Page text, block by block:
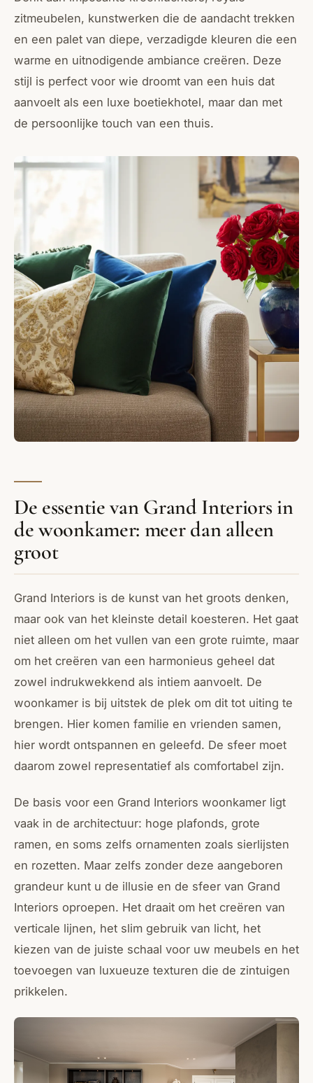
zitmeubelen, kunstwerken die de aandacht trekken
en een palet van diepe, verzadigde kleuren die een
warme en uitnodigende ambiance creëren. Deze
stijl is perfect voor wie droomt van een huis dat
aanvoelt als een luxe boetiekhotel, maar dan met
de persoonlijke touch van een thuis.
De essentie van Grand Interiors in
de woonkamer: meer dan alleen
groot
Grand Interiors is de kunst van het groots denken,
maar ook van het kleinste detail koesteren. Het gaat
niet alleen om het vullen van een grote ruimte, maar
om het creëren van een harmonieus geheel dat
zowel indrukwekkend als intiem aanvoelt. De
woonkamer is bij uitstek de plek om dit tot uiting te
brengen. Hier komen familie en vrienden samen,
hier wordt ontspannen en geleefd. De sfeer moet
daarom zowel representatief als comfortabel zijn.
De basis voor een Grand Interiors woonkamer ligt
vaak in de architectuur: hoge plafonds, grote
ramen, en soms zelfs ornamenten zoals sierlijsten
en rozetten. Maar zelfs zonder deze aangeboren
grandeur kunt u de illusie en de sfeer van Grand
Interiors oproepen. Het draait om het creëren van
verticale lijnen, het slim gebruik van licht, het
kiezen van de juiste schaal voor uw meubels en het
toevoegen van luxueuze texturen die de zintuigen
prikkelen.